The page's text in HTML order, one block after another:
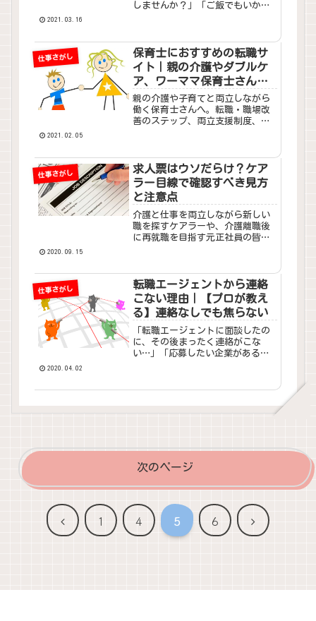
しませんか？」「ご飯でもいかが
ご飯に誘う意図、②みなさんがご
飯に誘われたときの対応策、と両
面の解説をします。
2021.03.16
仕事さがし
保育士におすすめの転職サ
イト｜親の介護やダブルケ
ア、ワーママ保育士さんを
応援します
親の介護や子育てと両立しながら
働く保育士さんへ。転職・職場改
善のステップ、両立支援制度、体
2021.02.05
仕事さがし
求人票はウソだらけ？ケア
ラー目線で確認すべき見方
と注意点
介護と仕事を両立しながら新しい
職を探すケアラーや、介護離職後
に再就職を目指す元正社員の皆さ
か？実際、求人票には便利そうに
見える情報が並んでいても、細か
く...
2020.09.15
仕事さがし
転職エージェントから連絡
こない理由｜【プロが教え
る】連絡なしでも焦らない
「転職エージェントに面談したの
に、その後まったく連絡がこな
い…」「応募したい企業があるの
2020.04.02
次のページ
前
1 4 5 6
次